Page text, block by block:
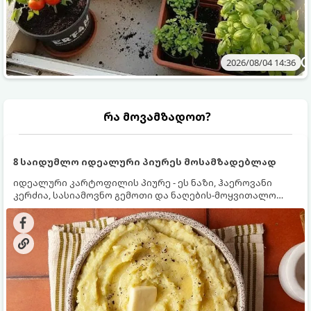
2026/08/04 14:36
რა მოვამზადოთ?
8 საიდუმლო იდეალური პიურეს მოსამზადებლად
იდეალური კარტოფილის პიურე - ეს ნაზი, ჰაეროვანი
კერძია, სასიამოვნო გემოთი და ნაღების-მოყვითალო
ფერით. მისი მომზადება ძალიან მარტივია, მაგრამ
არსებობს რამდენიმე საიდუმლო, რომლებიც უნდა
იცოდეთ, რომ პიურე იდეალურად გემრიელი გამოვიდეს.